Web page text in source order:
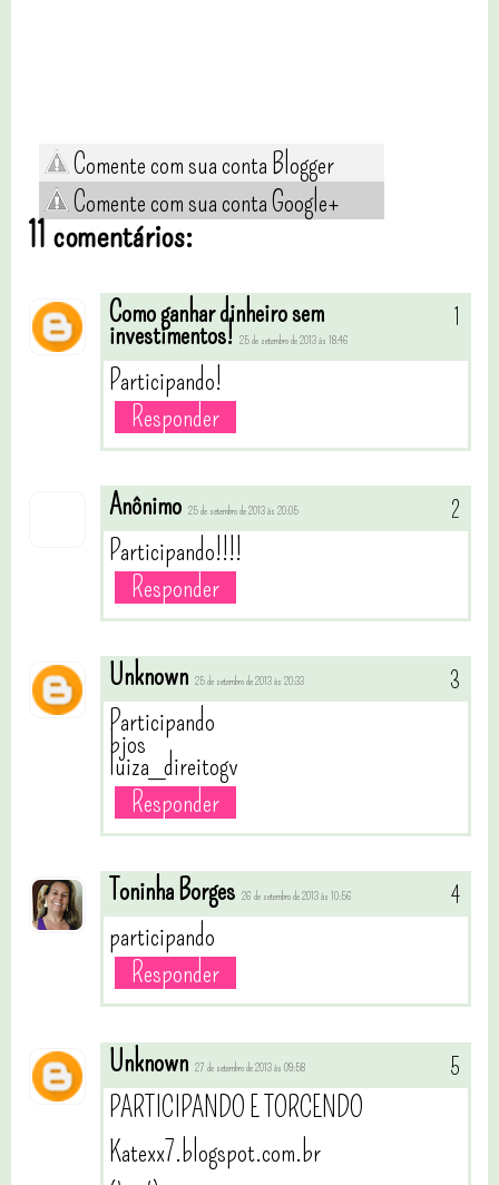
Comente com sua conta Blogger
Comente com sua conta Google+
11 comentários:
Como ganhar dinheiro sem
investimentos! 25 de setembro de 2013 às 18:46
Participando!
Responder
Anônimo 25 de setembro de 2013 às 20:05
Participando!!!!
Responder
Unknown 25 de setembro de 2013 às 20:33
Participando
bjos
luiza_direitogv
Responder
Toninha Borges 26 de setembro de 2013 às 10:56
participando
Responder
Unknown 27 de setembro de 2013 às 09:58
PARTICIPANDO E TORCENDO
Katexx7.blogspot.com.br